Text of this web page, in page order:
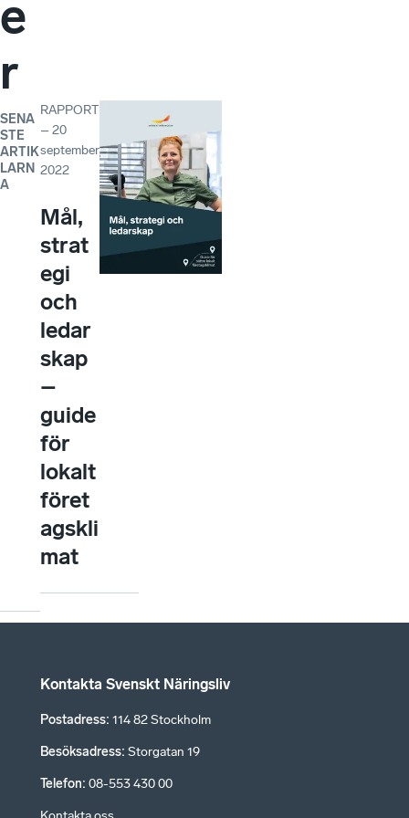
e
r
SENA
STE
ARTIK
LARN
A
RAPPORT
–20
september
2022
Mål,
strat
egi
och
ledar
skap
–
guide
för
lokalt
föret
agskli
mat
Kontakta Svenskt Näringsliv
Postadress: 114 82 Stockholm
Besöksadress: Storgatan 19
Telefon: 08-553 430 00